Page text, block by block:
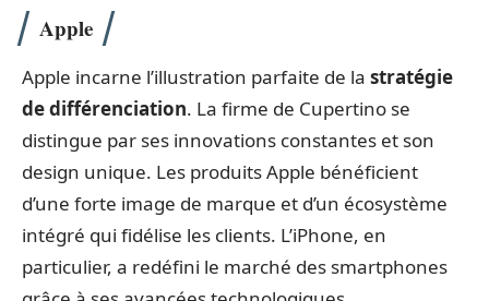
Apple
Apple incarne l’illustration parfaite de la stratégie
de différenciation. La firme de Cupertino se
distingue par ses innovations constantes et son
design unique. Les produits Apple bénéficient
d’une forte image de marque et d’un écosystème
intégré qui fidélise les clients. L’iPhone, en
particulier, a redéfini le marché des smartphones